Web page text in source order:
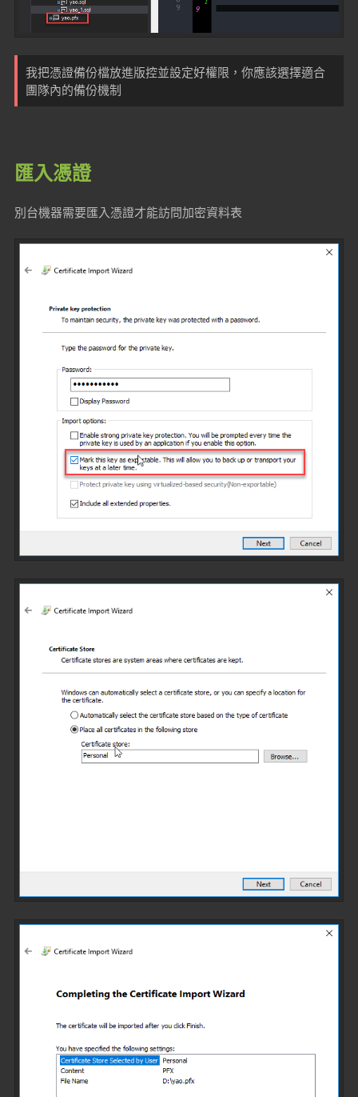
我把憑證備份檔放進版控並設定好權限，你應該選擇適合
團隊內的備份機制
匯入憑證
別台機器需要匯入憑證才能訪問加密資料表